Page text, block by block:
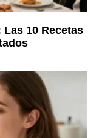
10 Recetas